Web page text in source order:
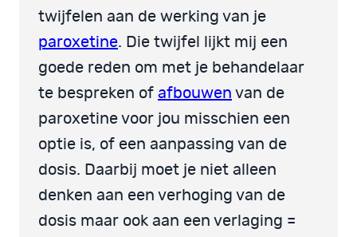
twijfelen aan de werking van je
paroxetine. Die twijfel lijkt mij een
goede reden om met je behandelaar
te bespreken of afbouwen van de
paroxetine voor jou misschien een
optie is, of een aanpassing van de
dosis. Daarbij moet je niet alleen
denken aan een verhoging van de
dosis maar ook aan een verlaging =